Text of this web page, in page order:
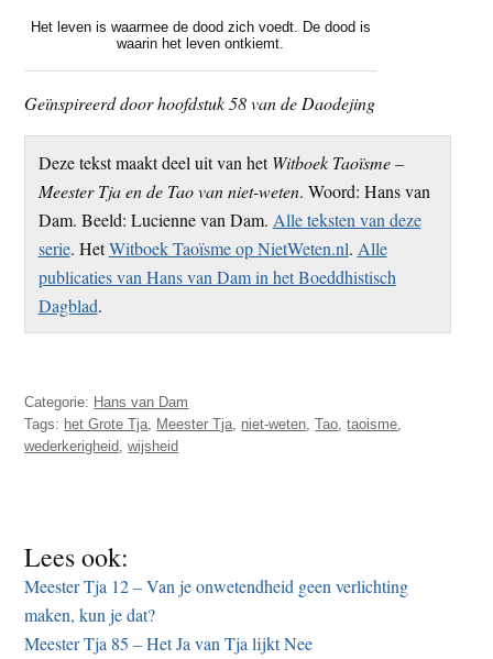
Het leven is waarmee de dood zich voedt. De dood is
waarin het leven ontkiemt.
Geïnspireerd door hoofdstuk 58 van de Daodejing
Deze tekst maakt deel uit van hetWitboek Taoïsme –
Meester Tja en de Tao van niet-weten. Woord: Hans van
Dam. Beeld: Lucienne van Dam. Alle teksten van deze
serie. HetWitboek Taoïsme op NietWeten.nl. Alle
publicaties van Hans van Dam in het Boeddhistisch
Dagblad.
Categorie: Hans van Dam
Tags: het Grote Tja, Meester Tja, niet-weten,Tao,taoisme,
wederkerigheid,wijsheid
Lees ook:
Meester Tja 12 – Van je onwetendheid geen verlichting
maken, kun je dat?
Meester Tja 85 – Het Ja van Tja lijkt Nee